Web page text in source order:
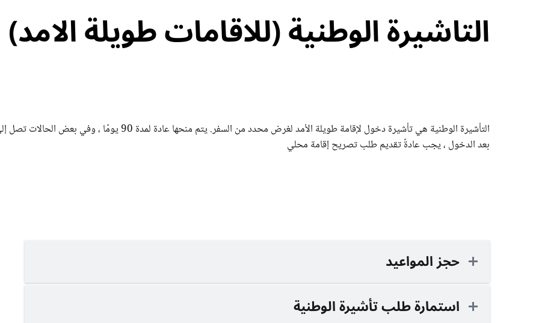
التاشيرة الوطنية (للاقامات طويلة الامد)
التأشيرة الوطنية هي تأشيرة دخول لإقامة طويلة الأمد لغرض محدد من السفر. يتم منحها عادة لمدة 90 يومًا ، وفي
بعد الدخول ، يجب عادةً تقديم طلب تصريح إقامة محلي
حجز المواعيد
استمارة طلب تأشيرة الوطنية